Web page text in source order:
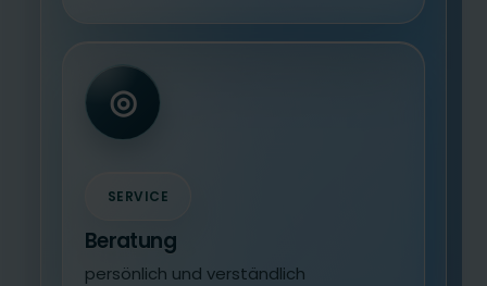
◎
SERVICE
Beratung
persönlich und verständlich